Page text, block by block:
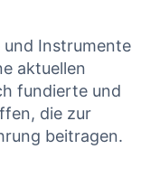
und Instrumente⁤
aktuellen‍
fundierte und
‍die zur
‌beitragen.